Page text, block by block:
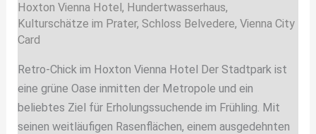
Hoxton Vienna Hotel, Hundertwasserhaus,
Kulturschätze im Prater,Schloss Belvedere,Vienna City
Card
Retro-Chick im Hoxton Vienna Hotel Der Stadtpark ist
eine grüne Oase inmitten der Metropole und ein
beliebtes Ziel für Erholungssuchende im Frühling. Mit
seinen weitläufigen Rasenflächen, einem ausgedehnten